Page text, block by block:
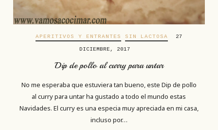
APERITIVOS Y ENTRANTES SIN LACTOSA 27
DICIEMBRE, 2017
Dip de pollo al curry para untar
No me esperaba que estuviera tan bueno, este Dip de pollo
al curry para untar ha gustado a todo el mundo estas
Navidades. El curry es una especia muy apreciada en mi casa,
incluso por…